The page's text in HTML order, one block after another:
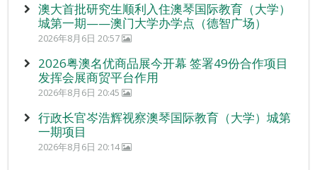
澳大首批研究生顺利入住澳琴国际教育（大学）
城第一期——澳门大学办学点（德智广场）
2026年8月6日 20:57
2026粤澳名优商品展今开幕 签署49份合作项目
发挥会展商贸平台作用
2026年8月6日 20:45
行政长官岑浩辉视察澳琴国际教育（大学）城第
一期项目
2026年8月6日 20:14